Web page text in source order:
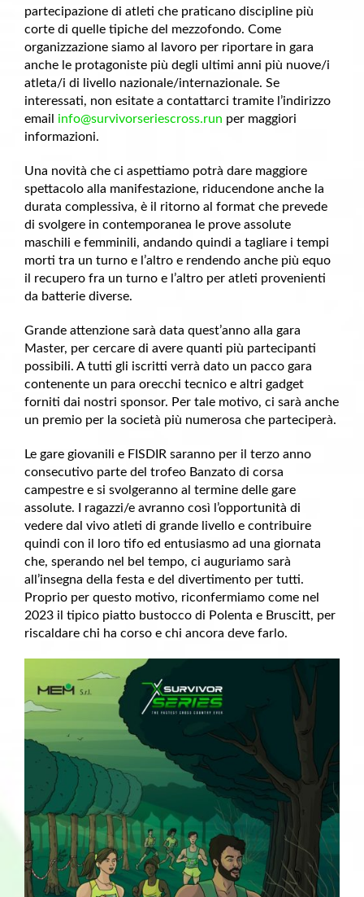
partecipazione di atleti che praticano discipline più
corte di quelle tipiche del mezzofondo. Come
organizzazione siamo al lavoro per riportare in gara
anche le protagoniste più degli ultimi anni più nuove/i
atleta/i di livello nazionale/internazionale. Se
interessati, non esitate a contattarci tramite l’indirizzo
email info@survivorseriescross.run per maggiori
informazioni.
Una novità che ci aspettiamo potrà dare maggiore
spettacolo alla manifestazione, riducendone anche la
durata complessiva, è il ritorno al format che prevede
di svolgere in contemporanea le prove assolute
maschili e femminili, andando quindi a tagliare i tempi
morti tra un turno e l’altro e rendendo anche più equo
il recupero fra un turno e l’altro per atleti provenienti
da batterie diverse.
Grande attenzione sarà data quest’anno alla gara
Master, per cercare di avere quanti più partecipanti
possibili. A tutti gli iscritti verrà dato un pacco gara
contenente un para orecchi tecnico e altri gadget
forniti dai nostri sponsor. Per tale motivo, ci sarà anche
un premio per la società più numerosa che parteciperà.
Le gare giovanili e FISDIR saranno per il terzo anno
consecutivo parte del trofeo Banzato di corsa
campestre e si svolgeranno al termine delle gare
assolute. I ragazzi/e avranno così l’opportunità di
vedere dal vivo atleti di grande livello e contribuire
quindi con il loro tifo ed entusiasmo ad una giornata
che, sperando nel bel tempo, ci auguriamo sarà
all’insegna della festa e del divertimento per tutti.
Proprio per questo motivo, riconfermiamo come nel
2023 il tipico piatto bustocco di Polenta e Bruscitt, per
riscaldare chi ha corso e chi ancora deve farlo.